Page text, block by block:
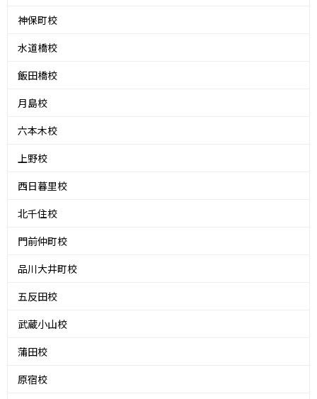
神保町校
水道橋校
飯田橋校
月島校
六本木校
上野校
西日暮里校
北千住校
門前仲町校
品川大井町校
五反田校
武蔵小山校
蒲田校
原宿校